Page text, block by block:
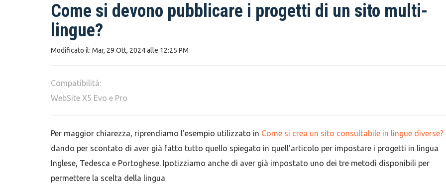
Come si devono pubblicare i progetti di un sito multi-
lingue?
Modificato il: Mar, 29 Ott, 2024 alle 12:25 PM
Compatibilità:
WebSite X5 Evo e Pro
Per maggior chiarezza, riprendiamo l’esempio utilizzato in Come si crea un sito consultabile in lingue diverse?
dando per scontato di aver già fatto tutto quello spiegato in quell'articolo per impostare i progetti in lingua
Inglese, Tedesca e Portoghese. Ipotizziamo anche di aver già impostato uno dei tre metodi disponibili per
permettere la scelta della lingua